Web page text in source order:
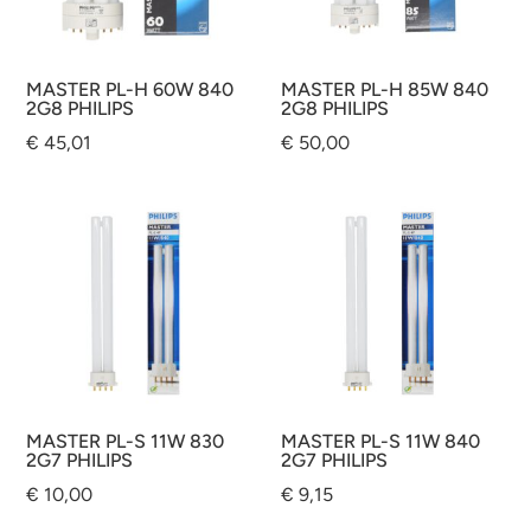
MASTER PL-H 60W 840
2G8 PHILIPS
€ 45,01
MASTER PL-H 85W 840
2G8 PHILIPS
€ 50,00
MASTER PL-S 11W 830
2G7 PHILIPS
€ 10,00
MASTER PL-S 11W 840
2G7 PHILIPS
€ 9,15